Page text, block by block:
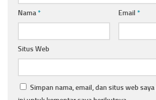
Nama* Email *
Situs Web
Simpan nama, email, dan situs web